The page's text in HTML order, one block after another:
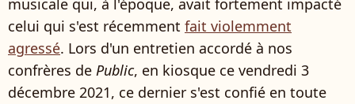
musicale qui, à l'époque, avait fortement impacté
celui qui s'est récemment fait violemment
agressé. Lors d'un entretien accordé à nos
confrères de Public, en kiosque ce vendredi 3
décembre 2021, ce dernier s'est confié en toute